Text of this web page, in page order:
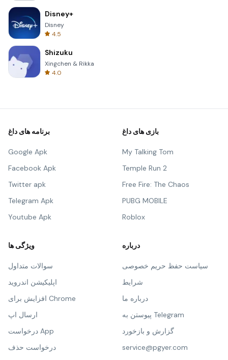
Disney+
Disney
4.5
Shizuku
Xingchen & Rikka
4.0
برنامه های داغ
Google Apk
Facebook Apk
Twitter apk
Telegram Apk
Youtube Apk
بازی های داغ
My Talking Tom
Temple Run 2
Free Fire: The Chaos
PUBG MOBILE
Roblox
ویژگی ها
سوالات متداول
اپلیکیشن اندروید
افزایش برای Chrome
ارسال اپ
درخواست App
درخواست حذف
درباره
سیاست حفظ حریم خصوصی
شرایط
درباره ما
پیوستن به Telegram
گزارش و بازخورد
service@pgyer.com